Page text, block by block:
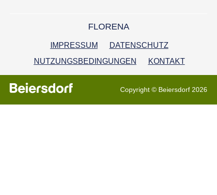
FLORENA
IMPRESSUM
DATENSCHUTZ
NUTZUNGSBEDINGUNGEN
KONTAKT
Copyright © Beiersdorf 2026